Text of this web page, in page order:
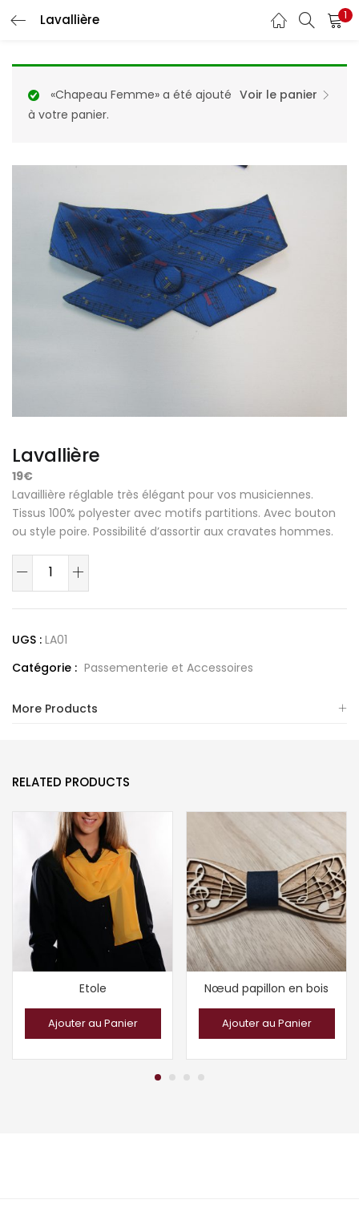
Lavallière 1
Voir le panier
«Chapeau Femme» a été ajouté
à votre panier.
Lavallière
19€
Lavaillière réglable très élégant pour vos musiciennes.
Tissus 100% polyester avec motifs partitions. Avec bouton
ou style poire. Possibilité d’assortir aux cravates hommes.
quantité
Lavallière
UGS : LA01
Catégorie : Passementerie et Accessoires
More Products
RELATED PRODUCTS
Etole
Ajouter au Panier
Nœud papillon en bois
Ajouter au Panier